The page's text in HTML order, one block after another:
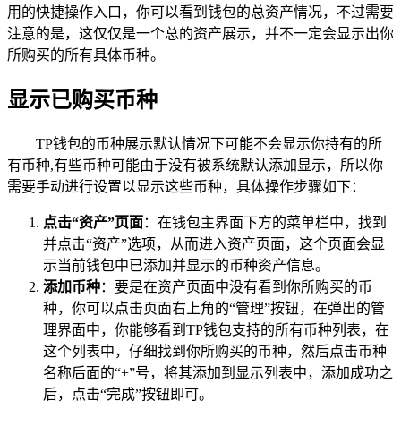
用的快捷操作入口，你可以看到钱包的总资产情况，不过需要
注意的是，这仅仅是一个总的资产展示，并不一定会显示出你
所购买的所有具体币种。
显示已购买币种
TP钱包的币种展示默认情况下可能不会显示你持有的所
有币种,有些币种可能由于没有被系统默认添加显示，所以你
需要手动进行设置以显示这些币种，具体操作步骤如下：
点击“资产”页面：在钱包主界面下方的菜单栏中，找到
并点击“资产”选项，从而进入资产页面，这个页面会显
示当前钱包中已添加并显示的币种资产信息。
添加币种：要是在资产页面中没有看到你所购买的币
种，你可以点击页面右上角的“管理”按钮，在弹出的管
理界面中，你能够看到TP钱包支持的所有币种列表，在
这个列表中，仔细找到你所购买的币种，然后点击币种
名称后面的“+”号，将其添加到显示列表中，添加成功之
后，点击“完成”按钮即可。